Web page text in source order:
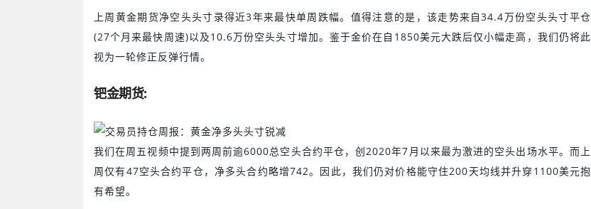
上周黄金期货净空头头寸录得近3年来最快单周跌幅。值得注意的是，该走势来自34.4万份空头头寸平仓
(27个月来最快周速)以及10.6万份空头头寸增加。鉴于金价在自 1850美元大跌后仅小幅走高，我们仍将此
视为一轮修正反弹行情。
钯金期货:
我们在周五视频中提到两周前逾6000总空头合约平仓，创2020年7月以来最为激进的空头出场水平。而上
周仅有47空头合约平仓，净多头合约略增742。因此，我们仍对价格能守住200天均线并升穿 1100美元抱
有希望。